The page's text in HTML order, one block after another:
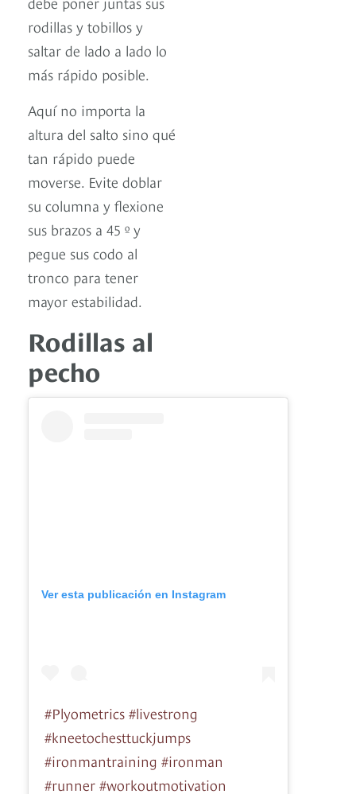
rodillas y tobillos y
saltar de lado a lado lo
más rápido posible.
Aquí no importa la
altura del salto sino qué
tan rápido puede
moverse. Evite doblar
su columna y flexione
sus brazos a 45 º y
pegue sus codo al
tronco para tener
mayor estabilidad.
Rodillas al
pecho
Ver esta publicación en Instagram
#Plyometrics #livestrong
#kneetochesttuckjumps
#ironmantraining #ironman
#runner #workoutmotivation